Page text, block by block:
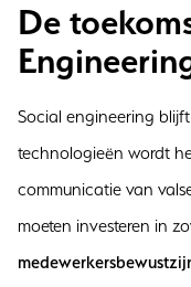
De
Social engineering
technologieën wordt
communicatie van
moeten investeren in